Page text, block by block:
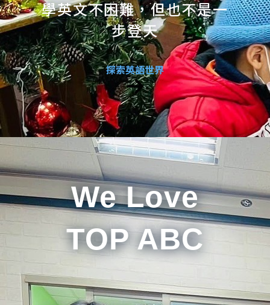
學英文不困難，但也不是一
步登天
探索英語世界
We Love
TOP ABC